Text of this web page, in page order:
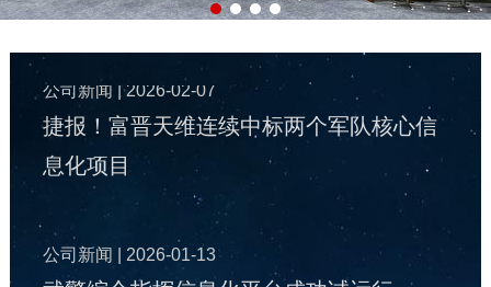
公司新闻
捷报！富晋天维连续中标两个军队核心信
息化项目
武警综合指挥信息化平台成功试运行